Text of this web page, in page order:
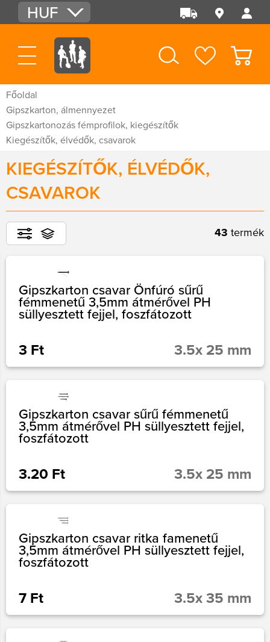
HUF
EUR
USD
Főoldal
Gipszkarton, álmennyezet
Gipszkartonozás fémprofilok, kiegészítők
Kiegészítők, élvédők, csavarok
KIEGÉSZÍTŐK, ÉLVÉDŐK,
CSAVAROK
43 termék
Gipszkarton csavar Önfúró sűrű
fémmenetű 3,5mm átmérővel PH
süllyesztett fejjel, foszfátozott
3 Ft 3.5x 25 mm
Gipszkarton csavar sűrű fémmenetű
3,5mm átmérővel PH süllyesztett fejjel,
foszfátozott
3.20 Ft 3.5x 25 mm
Gipszkarton csavar ritka famenetű
3,5mm átmérővel PH süllyesztett fejjel,
foszfátozott
7 Ft 3.5x 35 mm